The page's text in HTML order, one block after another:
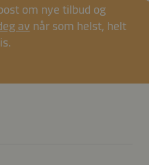
om nye tilbud og
av når som helst, helt